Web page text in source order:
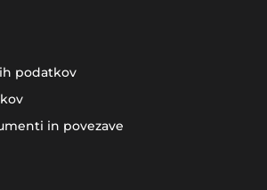
podatkov
in povezave